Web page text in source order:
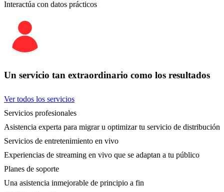
Interactúa con datos prácticos
Un servicio tan extraordinario como los resultados
Ver todos los servicios
Servicios profesionales
Asistencia experta para migrar u optimizar tu servicio de distribución
Servicios de entretenimiento en vivo
Experiencias de streaming en vivo que se adaptan a tu público
Planes de soporte
Una asistencia inmejorable de principio a fin